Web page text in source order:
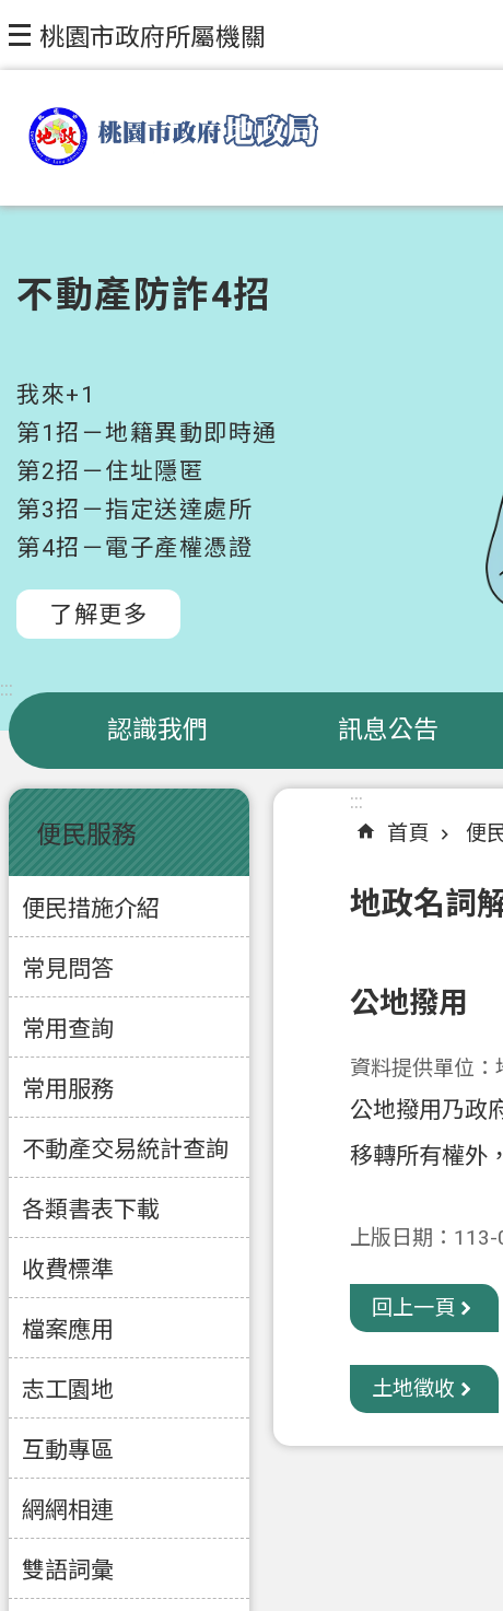
跳到主要內容區塊
桃園市政府所屬機關
不動產防詐4招
我來+1
第1招－地籍異動即時通
第2招－住址隱匿
第3招－指定送達處所
第4招－電子產權憑證
了解更多
:::
認識我們 訊息公告
:::
便民服務
便民措施介紹
常見問答
常用查詢
常用服務
不動產交易統計查詢
各類書表下載
收費標準
檔案應用
志工園地
互動專區
網網相連
雙語詞彙
:::
首頁
便
地政名詞
公地撥用
資料提供單位：
公地撥用乃政
移轉所有權外
上版日期：
回上一頁
土地徵收